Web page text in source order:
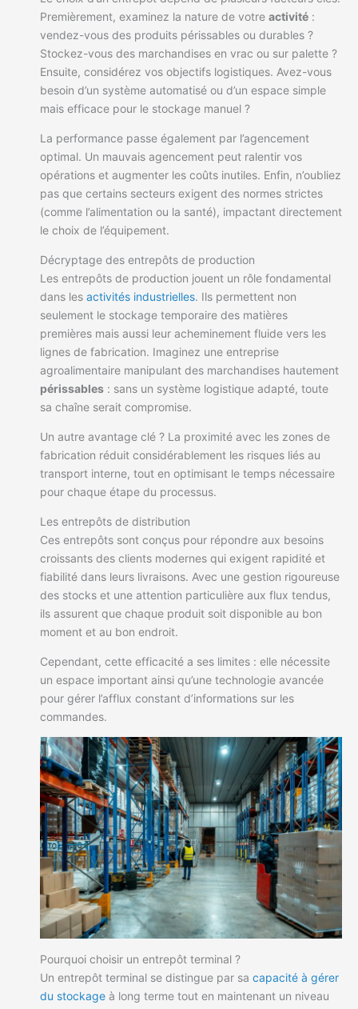
Premièrement, examinez la nature de votre activité :
vendez-vous des produits périssables ou durables ?
Stockez-vous des marchandises en vrac ou sur palette ?
Ensuite, considérez vos objectifs logistiques. Avez-vous
besoin d’un système automatisé ou d’un espace simple
mais efficace pour le stockage manuel ?
La performance passe également par l’agencement
optimal. Un mauvais agencement peut ralentir vos
opérations et augmenter les coûts inutiles. Enfin, n’oubliez
pas que certains secteurs exigent des normes strictes
(comme l’alimentation ou la santé), impactant directement
le choix de l’équipement.
Décryptage des entrepôts de production
Les entrepôts de production jouent un rôle fondamental
dans les activités industrielles. Ils permettent non
seulement le stockage temporaire des matières
premières mais aussi leur acheminement fluide vers les
lignes de fabrication. Imaginez une entreprise
agroalimentaire manipulant des marchandises hautement
périssables : sans un système logistique adapté, toute
sa chaîne serait compromise.
Un autre avantage clé ? La proximité avec les zones de
fabrication réduit considérablement les risques liés au
transport interne, tout en optimisant le temps nécessaire
pour chaque étape du processus.
Les entrepôts de distribution
Ces entrepôts sont conçus pour répondre aux besoins
croissants des clients modernes qui exigent rapidité et
fiabilité dans leurs livraisons. Avec une gestion rigoureuse
des stocks et une attention particulière aux flux tendus,
ils assurent que chaque produit soit disponible au bon
moment et au bon endroit.
Cependant, cette efficacité a ses limites : elle nécessite
un espace important ainsi qu’une technologie avancée
pour gérer l’afflux constant d’informations sur les
commandes.
Pourquoi choisir un entrepôt terminal ?
Un entrepôt terminal se distingue par sa capacité à gérer
du stockage à long terme tout en maintenant un niveau